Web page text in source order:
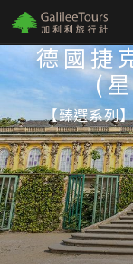
logo
德國捷
(
【臻選系列